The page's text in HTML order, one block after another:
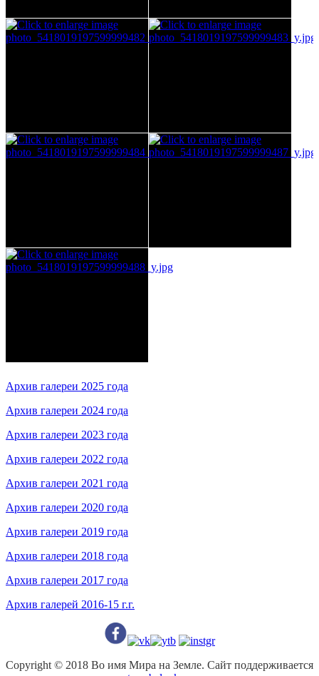
Архив галереи 2025 года
Архив галереи 2024 года
Архив галереи 2023 года
Архив галереи 2022 года
Архив галереи 2021 года
Архив галереи 2020 года
Архив галереи 2019 года
Архив галереи 2018 года
Архив галереи 2017 года
Архив галерей 2016-15 г.г.
Copyright © 2018 Во имя Мира на Земле. Сайт поддерживается